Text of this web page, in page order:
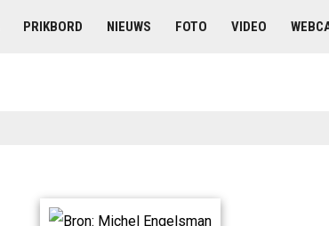
PRIKBORD NIEUWS FOTO VIDEO